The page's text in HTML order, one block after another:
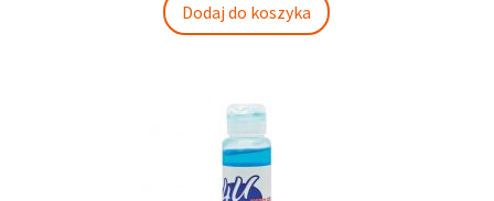
Dodaj do koszyka